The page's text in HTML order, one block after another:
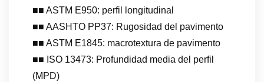
■■ ASTM E950: perfil longitudinal
■■ AASHTO PP37: Rugosidad del pavimento
■■ ASTM E1845: macrotextura de pavimento
■■ ISO 13473: Profundidad media del perfil
(MPD)